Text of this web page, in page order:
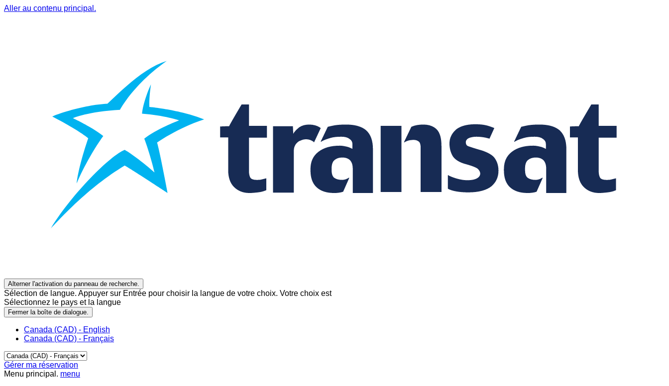
Aller au contenu principal.
Alterner l'activation du panneau de recherche.
Sélection de langue. Appuyer sur Entrée pour choisir la langue de votre choix. Votre choix est
Sélectionnez le pays et la langue
Fermer la boîte de dialogue.
Canada (CAD) - English
Canada (CAD) - Français
Gérer ma réservation
Menu principal. menu